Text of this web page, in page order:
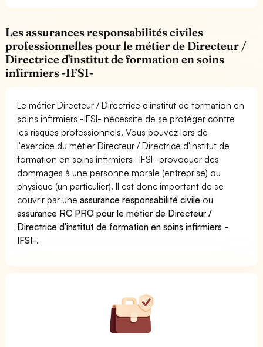
Les assurances responsabilités civiles
professionnelles pour le métier de Directeur /
Directrice d'institut de formation en soins
infirmiers -IFSI-
Le métier Directeur / Directrice d'institut de formation en
soins infirmiers -IFSI- nécessite de se protéger contre
les risques professionnels. Vous pouvez lors de
l'exercice du métier Directeur / Directrice d'institut de
formation en soins infirmiers -IFSI- provoquer des
dommages à une personne morale (entreprise) ou
physique (un particulier). Il est donc important de se
couvrir par uneassurance responsabilité civile ou
assurance RC PRO pour le métier de Directeur /
Directrice d'institut de formation en soins infirmiers -
IFSI-.